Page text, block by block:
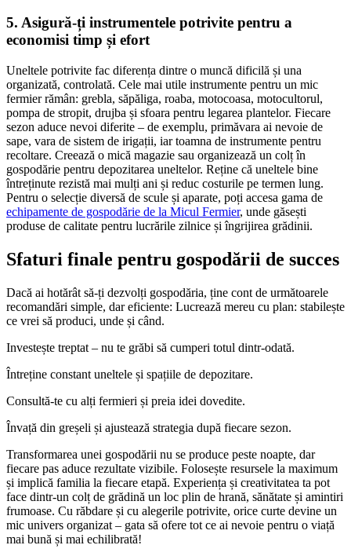
5. Asigură-ți instrumentele potrivite pentru a
economisi timp și efort
Uneltele potrivite fac diferența dintre o muncă dificilă și una
organizată, controlată. Cele mai utile instrumente pentru un mic
fermier rămân: grebla, săpăliga, roaba, motocoasa, motocultorul,
pompa de stropit, drujba și sfoara pentru legarea plantelor. Fiecare
sezon aduce nevoi diferite – de exemplu, primăvara ai nevoie de
sape, vara de sistem de irigații, iar toamna de instrumente pentru
recoltare. Creează o mică magazie sau organizează un colț în
gospodărie pentru depozitarea uneltelor. Reține că uneltele bine
întreținute rezistă mai mulți ani și reduc costurile pe termen lung.
Pentru o selecție diversă de scule și aparate, poți accesa gama de
echipamente de gospodărie de la Micul Fermier, unde găsești
produse de calitate pentru lucrările zilnice și îngrijirea grădinii.
Sfaturi finale pentru gospodării de succes
Dacă ai hotărât să-ți dezvolți gospodăria, ține cont de următoarele
recomandări simple, dar eficiente: Lucrează mereu cu plan: stabilește
ce vrei să produci, unde și când.
Investește treptat – nu te grăbi să cumperi totul dintr-odată.
Întreține constant uneltele și spațiile de depozitare.
Consultă-te cu alți fermieri și preia idei dovedite.
Învață din greșeli și ajustează strategia după fiecare sezon.
Transformarea unei gospodării nu se produce peste noapte, dar
fiecare pas aduce rezultate vizibile. Folosește resursele la maximum
și implică familia la fiecare etapă. Experiența și creativitatea ta pot
face dintr-un colț de grădină un loc plin de hrană, sănătate și amintiri
frumoase. Cu răbdare și cu alegerile potrivite, orice curte devine un
mic univers organizat – gata să ofere tot ce ai nevoie pentru o viață
mai bună și mai echilibrată!